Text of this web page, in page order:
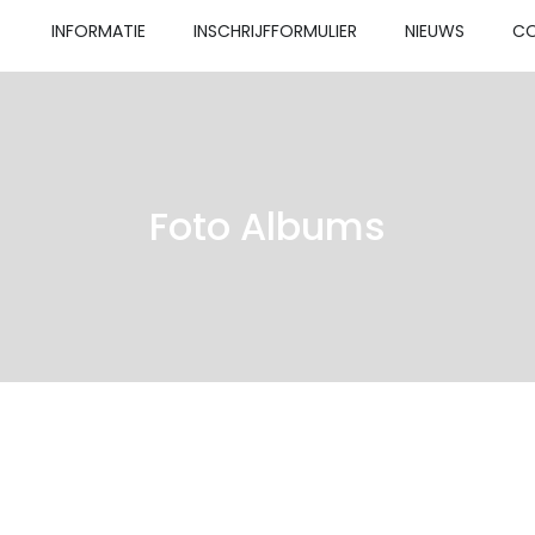
INFORMATIE INSCHRIJFFORMULIER NIEUWS
Foto Albums